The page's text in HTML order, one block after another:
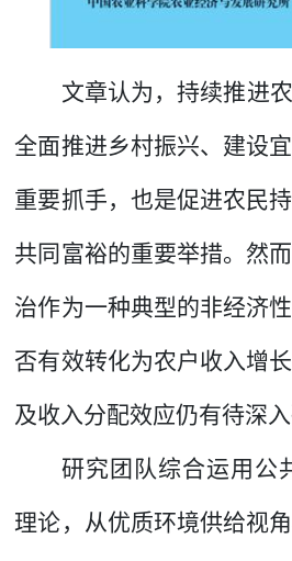
文章认为，持续推进
全面推进乡村振兴、建设
重要抓手，也是促进农民
共同富裕的重要举措。然
治作为一种典型的非经济
否有效转化为农户收入增
及收入分配效应仍有待深入
研究团队综合运用公
理论，从优质环境供给视